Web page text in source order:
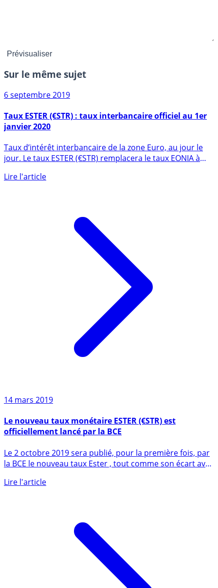
Sur le même sujet
6 septembre 2019
janvier 2020
jour. Le taux ESTER (€STR) remplacera le taux EONIA à
14 mars 2019
officiellement lancé par la BCE
la BCE le nouveau taux Ester , tout comme son écart avec